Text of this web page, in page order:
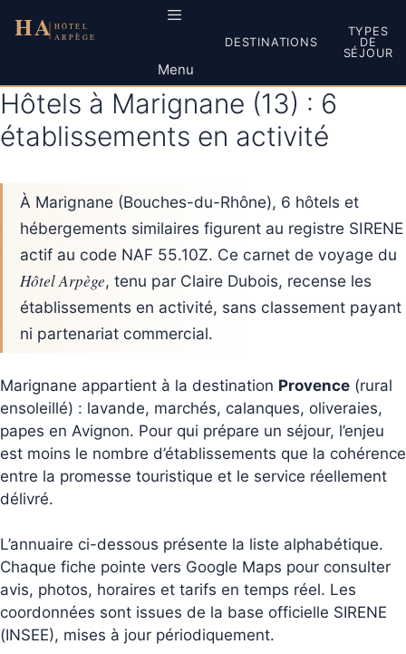
au
Menu
DESTINATIONS
TYPES
DE
SÉJOUR
Hôtels à Marignane (13) : 6
établissements en activité
À Marignane (Bouches-du-Rhône), 6 hôtels et
hébergements similaires figurent au registre SIRENE
actif au code NAF 55.10Z. Ce carnet de voyage du
Hôtel Arpège, tenu par Claire Dubois, recense les
établissements en activité, sans classement payant
ni partenariat commercial.
Marignane appartient à la destination Provence (rural
ensoleillé) : lavande, marchés, calanques, oliveraies,
papes en Avignon. Pour qui prépare un séjour, l’enjeu
est moins le nombre d’établissements que la cohérence
entre la promesse touristique et le service réellement
délivré.
L’annuaire ci-dessous présente la liste alphabétique.
Chaque fiche pointe vers Google Maps pour consulter
avis, photos, horaires et tarifs en temps réel. Les
coordonnées sont issues de la base officielle SIRENE
(INSEE), mises à jour périodiquement.